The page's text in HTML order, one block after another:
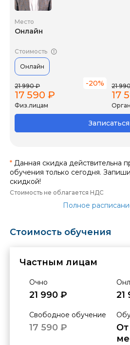
Место
Онлайн
Стоимость
Онлайн
21 990 ₽ -20%
17 590 ₽
Физ.лицам
21
17
Записаться
* Данная скидка действительна
обучения только сегодня.
скидкой!
Стоимость не облагается НДС
Полное
Стоимость обучения
Частным лицам
Очно
21 990 ₽ 21
Свободное обучение
17 590 ₽
От